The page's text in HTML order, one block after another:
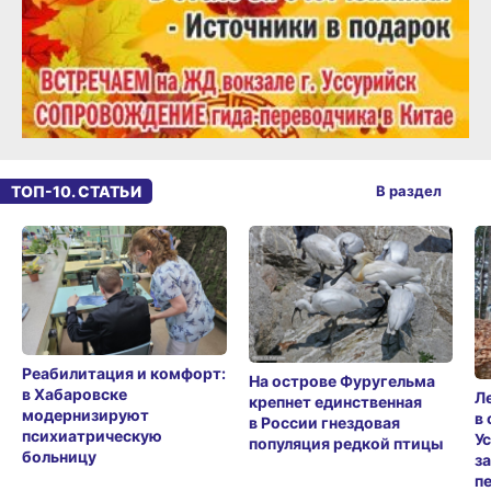
ТОП-10. СТАТЬИ
Реабилитация и комфорт:
в Хабаровске
модернизируют
психиатрическую
больницу
На острове Фуругельма
крепнет единственная
в России гнездовая
популяция редкой птицы
в
В раздел